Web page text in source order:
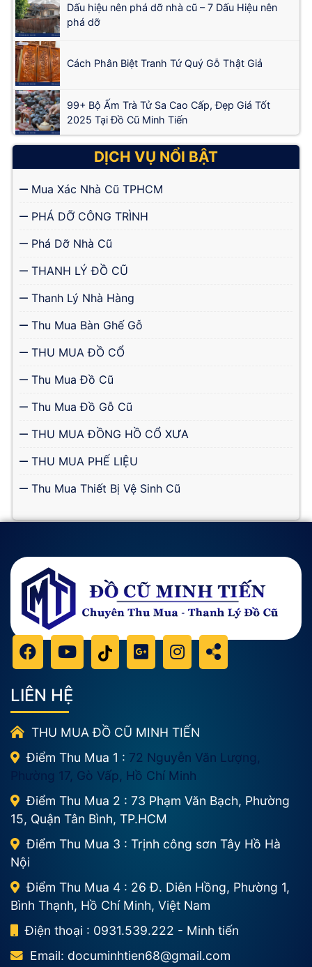
Dấu hiệu nên phá dỡ nhà cũ – 7 Dấu Hiệu nên
phá dỡ
Cách Phân Biệt Tranh Tứ Quý Gỗ Thật Giả
99+ Bộ Ấm Trà Tử Sa Cao Cấp, Đẹp Giá Tốt
2025 Tại Đồ Cũ Minh Tiến
DỊCH VỤ NỔI BẬT
Mua Xác Nhà Cũ TPHCM
PHÁ DỠ CÔNG TRÌNH
Phá Dỡ Nhà Cũ
THANH LÝ ĐỒ CŨ
Thanh Lý Nhà Hàng
Thu Mua Bàn Ghế Gỗ
THU MUA ĐỒ CỔ
Thu Mua Đồ Cũ
Thu Mua Đồ Gỗ Cũ
THU MUA ĐỒNG HỒ CỔ XƯA
THU MUA PHẾ LIỆU
Thu Mua Thiết Bị Vệ Sinh Cũ
LIÊN HỆ
THU MUA ĐỒ CŨ MINH TIẾN
Điểm Thu Mua 1 : 72 Nguyễn Văn Lượng,
Phường 17, Gò Vấp, Hồ Chí Minh
Điểm Thu Mua 2 : 73 Phạm Văn Bạch, Phường
15, Quận Tân Bình, TP.HCM
Điểm Thu Mua 3 : Trịnh công sơn Tây Hồ Hà
Nội
Điểm Thu Mua 4 : 26 Đ. Diên Hồng, Phường 1,
Bình Thạnh, Hồ Chí Minh, Việt Nam
Điện thoại : 0931.539.222 - Minh tiến
Email: documinhtien68@gmail.com